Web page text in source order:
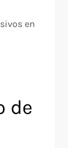
en
de